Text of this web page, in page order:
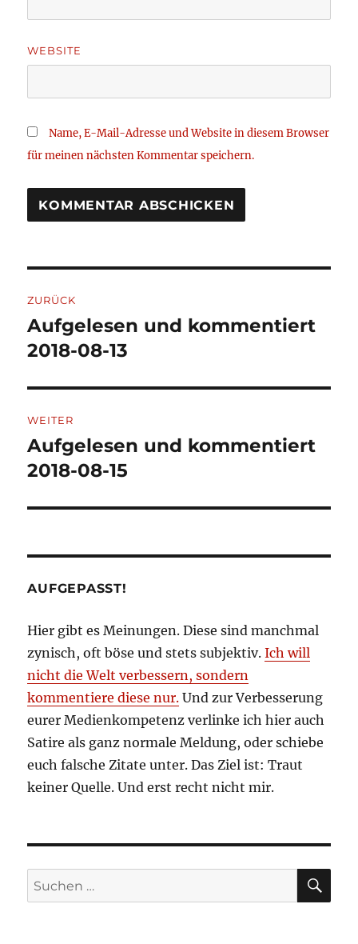
WEBSITE
Name, E-Mail-Adresse und Website in diesem Browser
für meinen nächsten Kommentar speichern.
ZURÜCK
Vorheriger
Beitrag:
Aufgelesen und kommentiert
2018-08-13
WEITER
Nächster
Beitrag:
Aufgelesen und kommentiert
2018-08-15
AUFGEPASST!
Hier gibt es Meinungen. Diese sind manchmal
zynisch, oft böse und stets subjektiv.Ich will
nicht die Welt verbessern, sondern
kommentiere diese nur. Und zur Verbesserung
eurer Medienkompetenz verlinke ich hier auch
Satire als ganz normale Meldung, oder schiebe
euch falsche Zitate unter. Das Ziel ist: Traut
keiner Quelle. Und erst recht nicht mir.
Suchen
nach: